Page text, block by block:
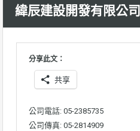
緯辰建設開發有限公司
分享此文：
共享
公司電話: 05-2385735
公司傳真: 05-2814909